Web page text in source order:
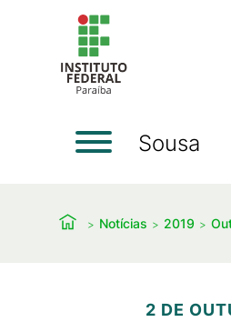
Sousa
Notícias 2019
2 DE